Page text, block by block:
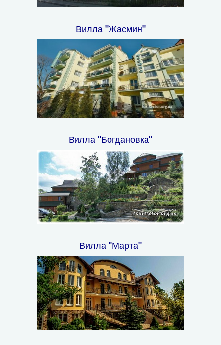
Вилла "Жасмин"
Вилла "Богдановка"
Вилла "Марта"